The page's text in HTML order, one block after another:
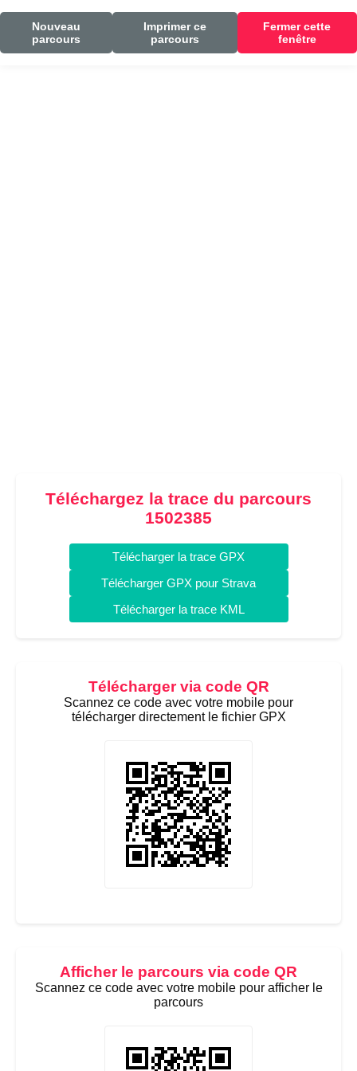
Nouveau
parcours
Imprimer ce
parcours
Fermer cette
fenêtre
Téléchargez la trace du parcours
1502385
Télécharger la trace GPX
Télécharger GPX pour Strava
Télécharger la trace KML
Télécharger via code QR
Scannez ce code avec votre mobile pour
télécharger directement le fichier GPX
Afficher le parcours via code QR
Scannez ce code avec votre mobile pour afficher le
parcours